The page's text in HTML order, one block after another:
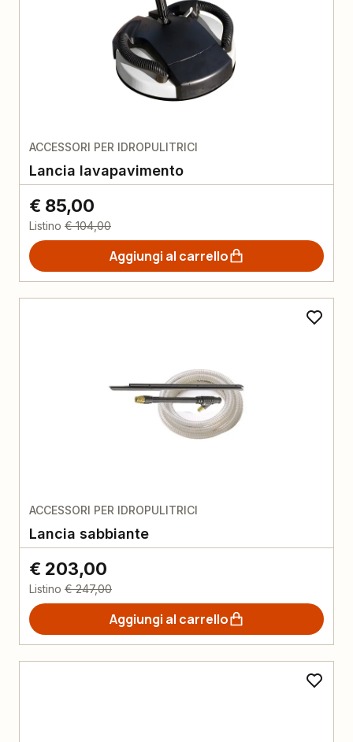
ACCESSORI PER IDROPULITRICI
Lancia lavapavimento
€ 85,00
Listino € 104,00
Aggiungi al carrello
ACCESSORI PER IDROPULITRICI
Lancia sabbiante
€ 203,00
Listino € 247,00
Aggiungi al carrello